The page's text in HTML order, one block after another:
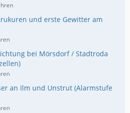
und erste Gewitter am
bei Mörsdorf / Stadtroda
an Ilm und Unstrut (Alarmstufe